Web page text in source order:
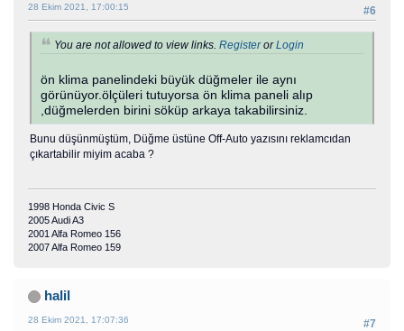
#6
28 Ekim 2021, 17:00:15
You are not allowed to view links. RegisterorLogin
ön klima panelindeki büyük düğmeler ile aynı
görünüyor.ölçüleri tutuyorsa ön klima paneli alıp
,düğmelerden birini söküp arkaya takabilirsiniz.
Bunu düşünmüştüm, Düğme üstüne Off-Auto yazısını reklamcıdan
çıkartabilir miyim acaba ?
1998 Honda Civic S
2005 Audi A3
2001 Alfa Romeo 156
2007 Alfa Romeo 159
halil
#7
28 Ekim 2021, 17:07:36